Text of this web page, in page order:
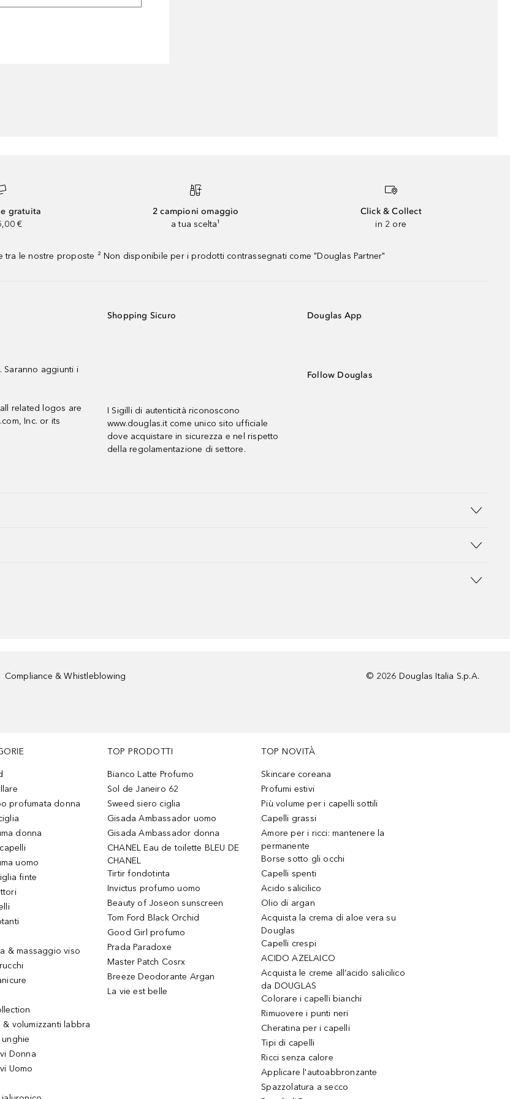
gratuita
€
2 campioni omaggio
a tua scelta¹
Click & Collect
in 2 ore
le nostre proposte ² Non disponibile per i prodotti contrassegnati come "Douglas Partner"
Saranno aggiunti i
related logos are
Inc. or its
Shopping Sicuro
I Sigilli di autenticità riconoscono
www.douglas.it come unico sito ufficiale
dove acquistare in sicurezza e nel rispetto
della regolamentazione di settore.
Douglas App
Follow Douglas
Compliance & Whistleblowing
© 2026 Douglas Italia S.p.A.
profumata donna
donna
uomo
finte
& massaggio viso
& volumizzanti labbra
Donna
Uomo
TOP PRODOTTI
Bianco Latte Profumo
Sol de Janeiro 62
Sweed siero ciglia
Gisada Ambassador uomo
Gisada Ambassador donna
CHANEL Eau de toilette BLEU DE
CHANEL
Tirtir fondotinta
Invictus profumo uomo
Beauty of Joseon sunscreen
Tom Ford Black Orchid
Good Girl profumo
Prada Paradoxe
Master Patch Cosrx
Breeze Deodorante Argan
La vie est belle
TOP NOVITÀ
Skincare coreana
Profumi estivi
Più volume per i capelli sottili
Capelli grassi
Amore per i ricci: mantenere la
permanente
Borse sotto gli occhi
Capelli spenti
Acido salicilico
Olio di argan
Acquista la crema di aloe vera su
Douglas
Capelli crespi
ACIDO AZELAICO
Acquista le creme all’acido salicilico
da DOUGLAS
Colorare i capelli bianchi
Rimuovere i punti neri
Cheratina per i capelli
Tipi di capelli
Ricci senza calore
Applicare l'autoabbronzante
Spazzolatura a secco